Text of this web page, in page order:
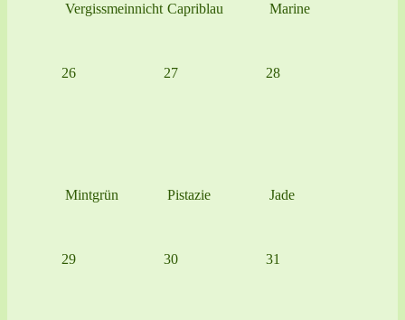
Vergissmeinnicht Capriblau Marine
26
Mintgrün
27
Pistazie
28
Jade
29 30 31